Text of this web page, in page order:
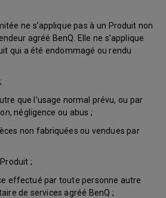
ne s’applique pas à un Produit non
agréé BenQ. Elle ne s’applique
qui a été endommagé ou rendu
que l’usage normal prévu, ou par
négligence ou abus ;
non fabriquées ou vendues par
;
effectué par toute personne autre
de services agréé BenQ ;